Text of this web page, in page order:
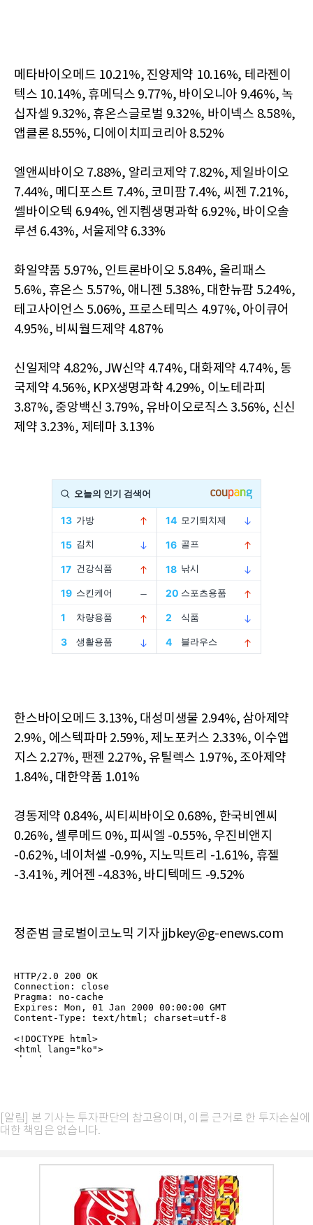
메타바이오메드 10.21%, 진양제약 10.16%, 테라젠이
텍스 10.14%, 휴메딕스 9.77%, 바이오니아 9.46%, 녹
십자셀 9.32%, 휴온스글로벌 9.32%, 바이넥스 8.58%,
앱클론 8.55%, 디에이치피코리아 8.52%
엘앤씨바이오 7.88%, 알리코제약 7.82%, 제일바이오
7.44%, 메디포스트 7.4%, 코미팜 7.4%, 씨젠 7.21%,
쎌바이오텍 6.94%, 엔지켐생명과학 6.92%, 바이오솔
루션 6.43%, 서울제약 6.33%
화일약품 5.97%, 인트론바이오 5.84%, 올리패스
5.6%, 휴온스 5.57%, 애니젠 5.38%, 대한뉴팜 5.24%,
테고사이언스 5.06%, 프로스테믹스 4.97%, 아이큐어
4.95%, 비씨월드제약 4.87%
신일제약 4.82%, JW신약 4.74%, 대화제약 4.74%, 동
국제약 4.56%, KPX생명과학 4.29%, 이노테라피
3.87%, 중앙백신 3.79%, 유바이오로직스 3.56%, 신신
제약 3.23%, 제테마 3.13%
한스바이오메드 3.13%, 대성미생물 2.94%, 삼아제약
2.9%, 에스텍파마 2.59%, 제노포커스 2.33%, 이수앱
지스 2.27%, 팬젠 2.27%, 유틸렉스 1.97%, 조아제약
1.84%, 대한약품 1.01%
경동제약 0.84%, 씨티씨바이오 0.68%, 한국비엔씨
0.26%, 셀루메드 0%, 피씨엘 -0.55%, 우진비앤지
-0.62%, 네이처셀 -0.9%, 지노믹트리 -1.61%, 휴젤
-3.41%, 케어젠 -4.83%, 바디텍메드 -9.52%
정준범 글로벌이코노믹 기자 jjbkey@g-enews.com
[알림] 본 기사는 투자판단의 참고용이며, 이를 근거로 한 투자손실에
대한 책임은 없습니다.